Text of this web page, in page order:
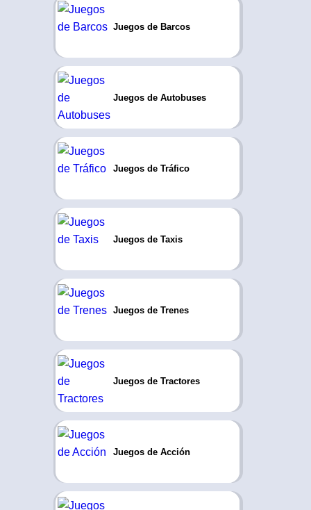
Juegos de Barcos
Juegos de Autobuses
Juegos de Tráfico
Juegos de Taxis
Juegos de Trenes
Juegos de Tractores
Juegos de Acción